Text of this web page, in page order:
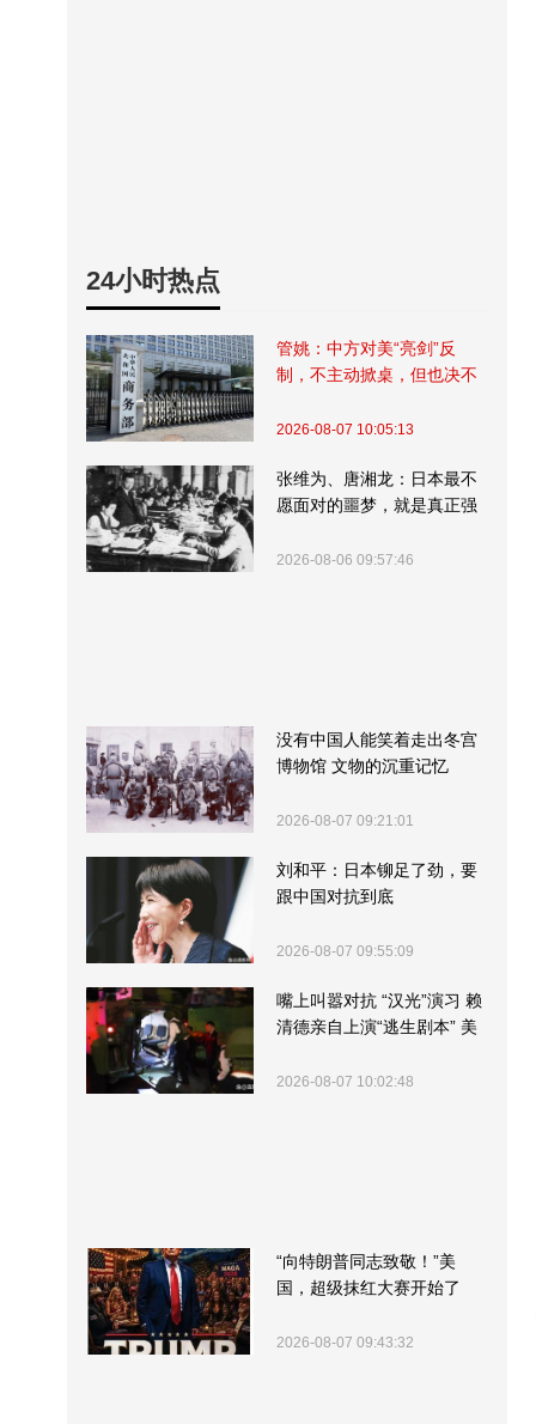
24小时热点
管姚：中方对美“亮剑”反
制，不主动掀桌，但也决不
2026-08-07 10:05:13
张维为、唐湘龙：日本最不
愿面对的噩梦，就是真正强
2026-08-06 09:57:46
没有中国人能笑着走出冬宫
博物馆 文物的沉重记忆
2026-08-07 09:21:01
刘和平：日本铆足了劲，要
跟中国对抗到底
2026-08-07 09:55:09
嘴上叫嚣对抗 “汉光”演习 赖
清德亲自上演“逃生剧本” 美
2026-08-07 10:02:48
“向特朗普同志致敬！”美
国，超级抹红大赛开始了
2026-08-07 09:43:32